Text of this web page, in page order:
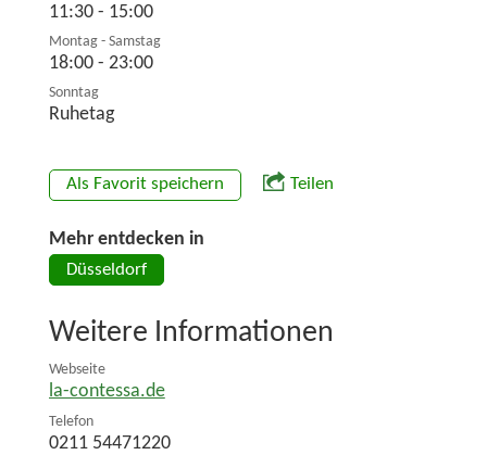
11:30 - 15:00
Montag - Samstag
18:00 - 23:00
Sonntag
Ruhetag
Als Favorit speichern Teilen
Mehr entdecken in
Düsseldorf
Weitere Informationen
Webseite
la-contessa.de
Telefon
0211 54471220